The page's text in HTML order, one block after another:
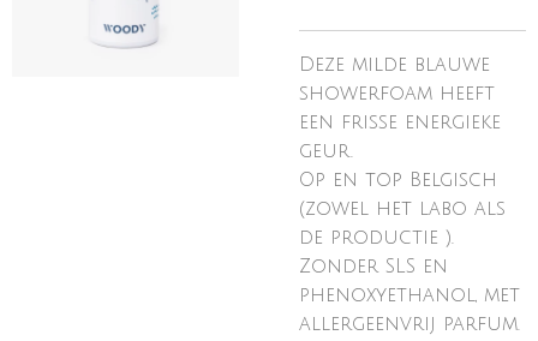
Deze milde blauwe
showerfoam heeft
een frisse energieke
geur.
Op en top Belgisch
(zowel het labo als
de productie ).
Zonder SLS en
phenoxyethanol, met
allergeenvrij parfum.